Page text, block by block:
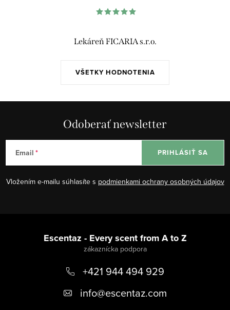
VŠETKY HODNOTENIA
Lekáreň FICARIA s.r.o.
Odoberať newsletter
Email
Vložením e-mailu súhlasíte s podmienkami ochrany osobných údajov
PRIHLÁSIŤ SA
Escentaz - Every scent from A to Z
+421 944 494 929
info@escentaz.com